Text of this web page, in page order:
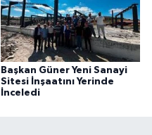
Başkan Güner Yeni Sanayi
Sitesi İnşaatını Yerinde
İnceledi